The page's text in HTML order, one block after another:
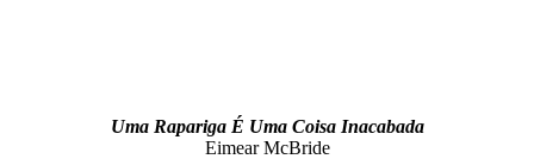
Uma Rapariga É Uma Coisa Inacabada
Eimear McBride